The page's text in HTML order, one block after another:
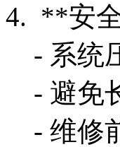
4. **安
- 系统
- 避免
- 维修